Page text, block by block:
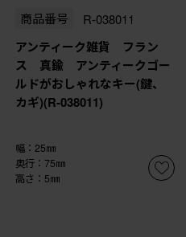
商品番号 R-038011
アンティーク雑貨 フラン
ス 真鍮 アンティークゴー
ルドがおしゃれなキー(鍵、
カギ)(R-038011)
幅：25㎜
奥行：75㎜
高さ：5㎜